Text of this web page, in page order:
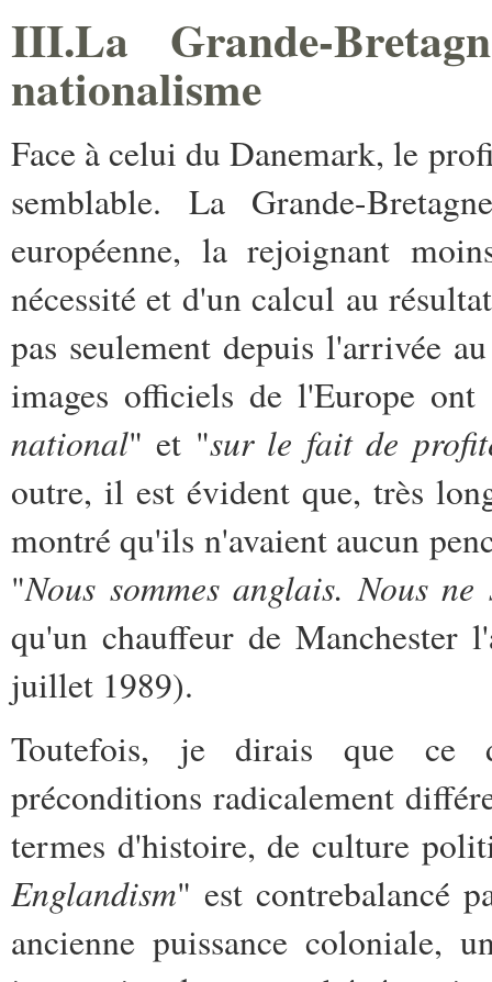
III.La Grande-
nationalisme
Face à celui du Danemark, le
semblable. La Grande-
européenne, la rejoignant
nécessité et d'un calcul au
pas seulement depuis l'arrivée
images officiels de l'Europe
national" et "sur le fait de
outre, il est évident que, très
montré qu'ils n'avaient aucun
"Nous sommes anglais. Nous ne
qu'un chauffeur de Manchester
juillet 1989).
Toutefois, je dirais que ce
préconditions radicalement
termes d'histoire, de culture
Englandism" est contrebalancé
ancienne puissance coloniale,